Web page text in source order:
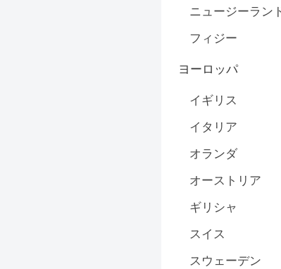
ニュージーラン
フィジー
ヨーロッパ
イギリス
イタリア
オランダ
オーストリア
ギリシャ
スイス
スウェーデン